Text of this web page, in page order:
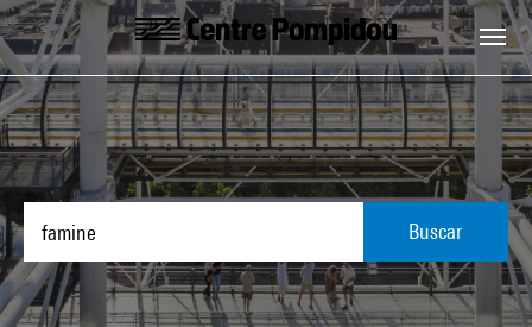
Skip to main content
Centre Pompidou
Buscar